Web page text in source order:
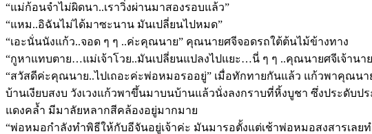
“แม่ก้อนจำไม่ผิดนา..เราวิ่งผ่านมาสองรอบแล้ว”
“แหม..อิฉันไม่ได้มาซะนาน มันเปลี่ยนไปหมด”
“เอะนั่นนังแก้ว..จอด ๆ ๆ ..ค่ะคุณนาย” คุณนายศจีจอดรถใต้ต้นไม้ข้างทาง
“กูหาแทบตาย…แม่เจ้าโวย..มันเปลี่ยนแปลงไปแยะ…นี่ ๆ ๆ ..คุณนายศจีเจ้าน
“สวัสดีค่ะคุณนาย..ไปเถอะค่ะพ่อหมอรออยู่” เมื่อทักทายกันแล้ว แก้วพาคุณน
บ้านเงียบสงบ วังเวงแก้วพาขึ้นมาบนบ้านแล้วนั่งลงกราบที่หิ้งบูชา ซึ่งประดั
แดงคล้ำ มีมาลัยหลากสีคล้องอยู่มากมาย
“พ่อหมอกำลังทำพิธีให้กับอีจันอยู่เจ้าค่ะ มันมารอตั้งแต่เช้าพ่อหมอสงสารเลย